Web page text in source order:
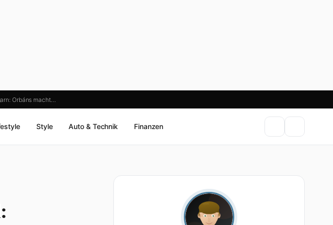
Orbáns macht…
Style Auto & Technik Finanzen